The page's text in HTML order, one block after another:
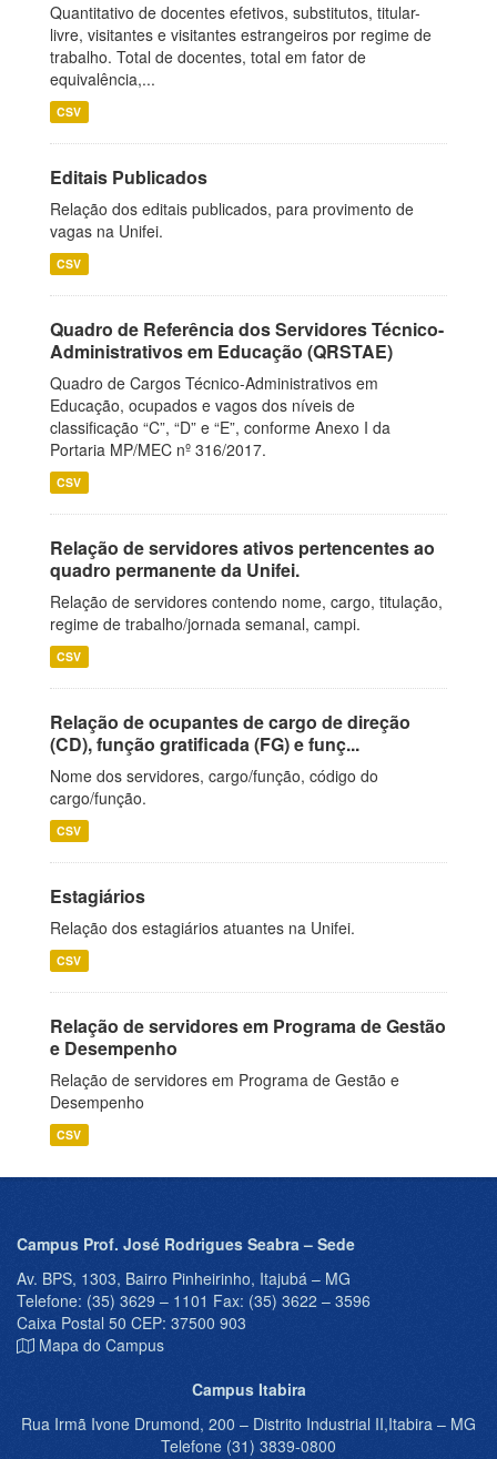
Quantitativo de docentes efetivos, substitutos, titular-
livre, visitantes e visitantes estrangeiros por regime de
trabalho. Total de docentes, total em fator de
equivalência,...
CSV
Editais Publicados
Relação dos editais publicados, para provimento de
vagas na Unifei.
CSV
Quadro de Referência dos Servidores Técnico-
Administrativos em Educação (QRSTAE)
Quadro de Cargos Técnico-Administrativos em
Educação, ocupados e vagos dos níveis de
classificação “C”, “D” e “E”, conforme Anexo I da
Portaria MP/MEC nº 316/2017.
CSV
Relação de servidores ativos pertencentes ao
quadro permanente da Unifei.
Relação de servidores contendo nome, cargo, titulação,
regime de trabalho/jornada semanal, campi.
CSV
Relação de ocupantes de cargo de direção
(CD), função gratificada (FG) e funç...
Nome dos servidores, cargo/função, código do
cargo/função.
CSV
Estagiários
Relação dos estagiários atuantes na Unifei.
CSV
Relação de servidores em Programa de Gestão
e Desempenho
Relação de servidores em Programa de Gestão e
Desempenho
CSV
Campus Prof. José Rodrigues Seabra – Sede
Av. BPS, 1303, Bairro Pinheirinho, Itajubá – MG
Telefone: (35) 3629 – 1101 Fax: (35) 3622 – 3596
Caixa Postal 50 CEP: 37500 903
Mapa do Campus
Campus Itabira
Rua Irmã Ivone Drumond, 200 – Distrito Industrial II,Itabira – MG
Telefone (31) 3839-0800